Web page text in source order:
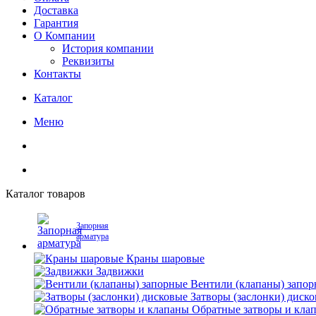
Доставка
Гарантия
О Компании
История компании
Реквизиты
Контакты
Каталог
Меню
Каталог товаров
Запорная
арматура
Краны шаровые
Задвижки
Вентили (клапаны)
Затворы (заслонки)
Обратные затворы и